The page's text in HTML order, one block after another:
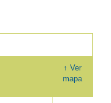
↑ Ver
mapa